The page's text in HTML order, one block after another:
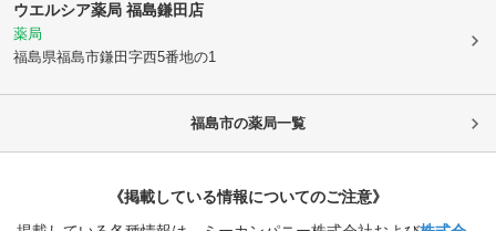
ウエルシア薬局 福島鎌田店
薬局
福島県福島市鎌田字西5番地の1
福島市の薬局一覧
《掲載している情報についてのご注意》